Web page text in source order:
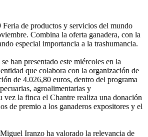
de productos y servicios del mundo
Combina la oferta ganadera, con la
especial importancia a la trashumancia.
han presentado este miércoles en la
que colabora con la organización de
de 4.026,80 euros, dentro del programa
agroalimentarias y
vez la finca el Chantre realiza una donación
de premio a los ganaderos expositores y el
Iranzo ha valorado la relevancia de